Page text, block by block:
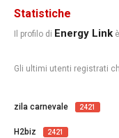
Statistiche
Il profilo di Energy Link
Gli ultimi utenti registrati
zila carnevale 2421
H2biz 2421